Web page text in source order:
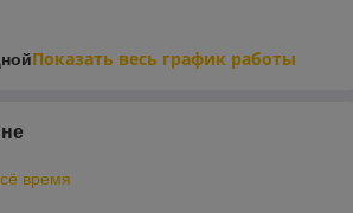
Показать весь график работы
время